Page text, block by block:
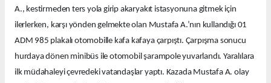
A., kestirmeden ters yola girip akaryakıt istasyonuna gitmek için
ilerlerken, karşı yönden gelmekte olan Mustafa A.’nın kullandığı 01
ADM 985 plakalı otomobille kafa kafaya çarpıştı. Çarpışma sonucu
hurdaya dönen minibüs ile otomobil şarampole yuvarlandı. Yaralılara
ilk müdahaleyi çevredeki vatandaşlar yaptı. Kazada Mustafa A. olay